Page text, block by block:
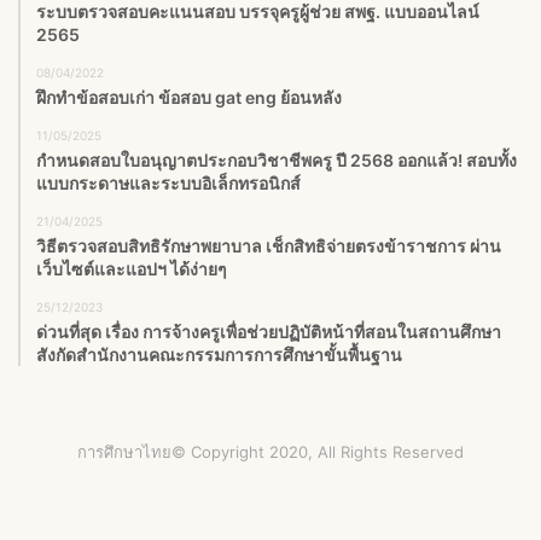
ระบบตรวจสอบคะแนนสอบ บรรจุครูผู้ช่วย สพฐ. แบบออนไลน์
2565
08/04/2022
ฝึกทำข้อสอบเก่า ข้อสอบ gat eng ย้อนหลัง
11/05/2025
กำหนดสอบใบอนุญาตประกอบวิชาชีพครู ปี 2568 ออกแล้ว! สอบทั้ง
แบบกระดาษและระบบอิเล็กทรอนิกส์
21/04/2025
วิธีตรวจสอบสิทธิรักษาพยาบาล เช็กสิทธิจ่ายตรงข้าราชการ ผ่าน
เว็บไซต์และแอปฯ ได้ง่ายๆ
25/12/2023
ด่วนที่สุด เรื่อง การจ้างครูเพื่อช่วยปฏิบัติหน้าที่สอนในสถานศึกษา
สังกัดสำนักงานคณะกรรมการการศึกษาขั้นพื้นฐาน
การศึกษาไทย© Copyright 2020, All Rights Reserved